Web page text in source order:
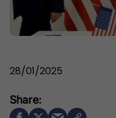
28/01/2025